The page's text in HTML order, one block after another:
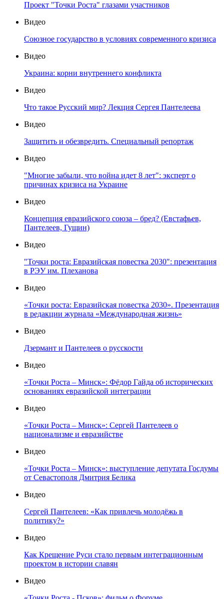
Проект "Точки Роста" глазами участников
Видео
Союзное государство в условиях современного кризиса
Видео
Украина: корни внутреннего конфликта
Видео
Что такое Русский мир? Лекция Сергея Пантелеева
Видео
Защитить и обезвредить. Специальный репортаж
Видео
"Многие забыли, что война идет 8 лет": эксперт о
причинах кризиса на Украине
Видео
Концепция евразийского союза – бред? (Евстафьев,
Пантелеев, Гущин)
Видео
"Точки роста: Евразийская повестка 2030": презентация
в РЭУ им. Плеханова
Видео
«Точки роста: Евразийская повестка 2030». Презентация
в редакции журнала «Международная жизнь»
Видео
Дзермант и Пантелеев о русскости
Видео
«Точки Роста – Минск»: Фёдор Гайда об исторических
основаниях евразийской интеграции
Видео
«Точки Роста – Минск»: Сергей Пантелеев о
национализме и евразийстве
Видео
«Точки Роста – Минск»: выступление депутата Госдумы
от Севастополя Дмитрия Белика
Видео
Сергей Пантелеев: «Как привлечь молодёжь в
политику?»
Видео
Как Крещение Руси стало первым интеграционным
проектом в истории славян
Видео